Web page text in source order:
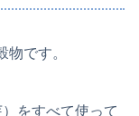
です。
をすべて使って